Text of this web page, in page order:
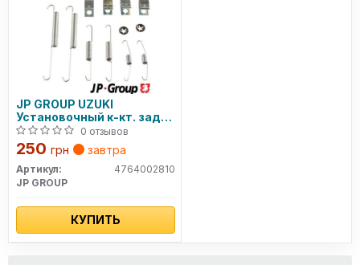
JP GROUP UZUKI
Установочный к-кт. задн.
торм. колодок GRAND
VITARA I 2.0 01-05, GRAND
VITARA II 2.4 09-
0 отзывов
250 грн завтра
Артикул:
4764002810
JP GROUP
КУПИТЬ